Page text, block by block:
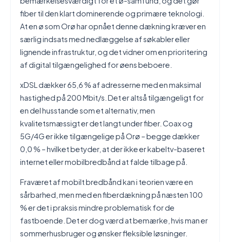
fiber til den klart dominerende og primære teknologi.
At en ø som Orø har opnået denne dækning kræver en
særlig indsats med nedlæggelse af søkabler eller
lignende infrastruktur, og det vidner om en prioritering
af digital tilgængelighed for øens beboere.
xDSL dækker 65,6 % af adresserne med en maksimal
hastighed på 200 Mbit/s. Det er altså tilgængeligt for
en del husstande som et alternativ, men
kvalitetsmæssigt er det langt under fiber. Coax og
5G/4G er ikke tilgængelige på Orø – begge dækker
0,0 % – hvilket betyder, at der ikke er kabeltv-baseret
internet eller mobilbredbånd at falde tilbage på.
Fraværet af mobilt bredbånd kan i teorien være en
sårbarhed, men med en fiberdækning på næsten 100
% er det i praksis mindre problematisk for de
fastboende. Det er dog værd at bemærke, hvis man er
sommerhusbruger og ønsker fleksible løsninger.